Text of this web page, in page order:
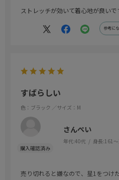
ストレッチが効いて着心地が良いで
参考に
すばらしい
色：ブラック ／サイズ：M
さんぺい
年代:40代 身長:161
売り切れると嫌なので、星1をつけ